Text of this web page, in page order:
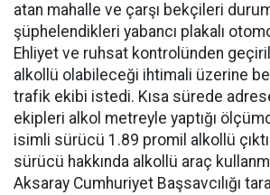
atan mahalle ve çarşı bekçileri
şüphelendikleri yabancı plakalı
Ehliyet ve ruhsat kontrolünden
alkollü olabileceği ihtimali üzerine
trafik ekibi istedi. Kısa sürede
ekipleri alkol metreyle yaptığı
isimli sürücü 1.89 promil alkollü
sürücü hakkında alkollü araç
Aksaray Cumhuriyet Başsavcılığı